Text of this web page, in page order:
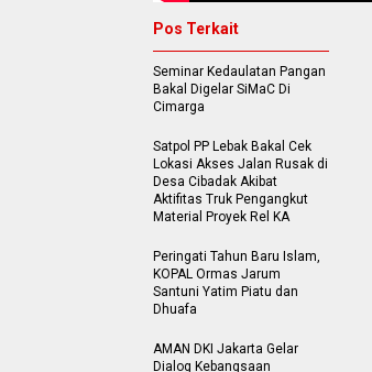
Pos Terkait
Seminar Kedaulatan Pangan
Bakal Digelar SiMaC Di
Cimarga
Satpol PP Lebak Bakal Cek
Lokasi Akses Jalan Rusak di
Desa Cibadak Akibat
Aktifitas Truk Pengangkut
Material Proyek Rel KA
Peringati Tahun Baru Islam,
KOPAL Ormas Jarum
Santuni Yatim Piatu dan
Dhuafa
AMAN DKI Jakarta Gelar
Dialog Kebangsaan